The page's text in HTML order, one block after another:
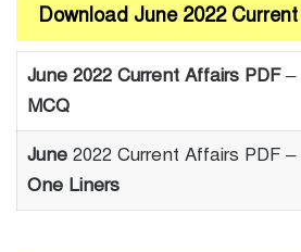
Download June 2022
June 2022 Current Affairs PDF–
MCQ
June 2022 Current Affairs PDF –
One Liners